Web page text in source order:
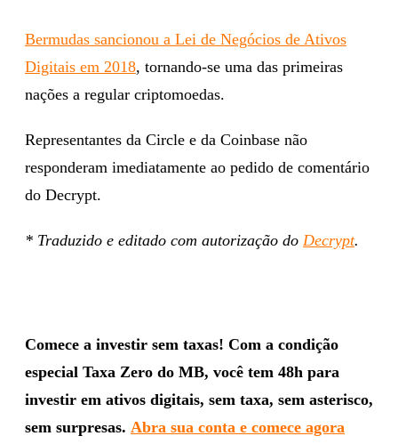
Bermudas sancionou a Lei de Negócios de Ativos
Digitais em 2018, tornando-se uma das primeiras
nações a regular criptomoedas.
Representantes da Circle e da Coinbase não
responderam imediatamente ao pedido de comentário
do Decrypt.
* Traduzido e editado com autorização do Decrypt.
Comece a investir sem taxas! Com a condição
especial Taxa Zero do MB, você tem 48h para
investir em ativos digitais, sem taxa, sem asterisco,
sem surpresas. Abra sua conta e comece agora